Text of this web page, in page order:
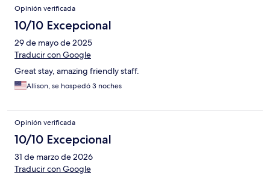
Opinión verificada
10/10 Excepcional
29 de mayo de 2025
Traducir con Google
Great stay, amazing friendly staff.
Allison, se hospedó 3 noches
Opinión verificada
10/10 Excepcional
31 de marzo de 2026
Traducir con Google